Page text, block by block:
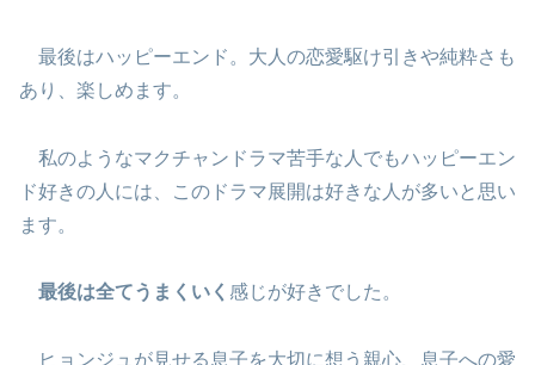
最後はハッピーエンド。大人の恋愛駆け引きや純粋さも
あり、楽しめます。
私のようなマクチャンドラマ苦手な人でもハッピーエン
ド好きの人には、このドラマ展開は好きな人が多いと思い
ます。
最後は全てうまくいく 感じが好きでした。
ヒョンジュが見せる息子を大切に想う親心、息子への愛